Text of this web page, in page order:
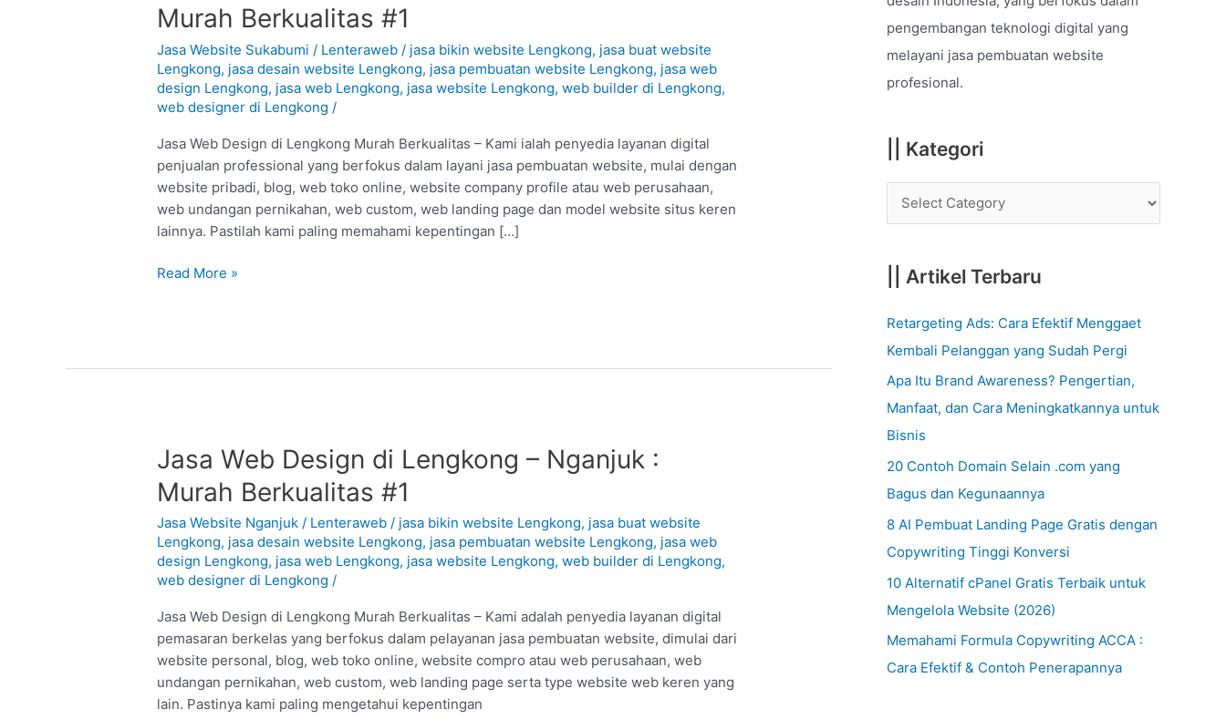
Murah Berkualitas #1
Jasa Website Sukabumi / Lenteraweb/ jasa bikin website Lengkong, jasa buat website
Lengkong, jasa desain website Lengkong, jasa pembuatan website Lengkong, jasa web
design Lengkong, jasa web Lengkong, jasa website Lengkong,web builder di Lengkong,
web designer di Lengkong /
Jasa Web Design di Lengkong Murah Berkualitas – Kami ialah penyedia layanan digital
penjualan professional yang berfokus dalam layani jasa pembuatan website, mulai dengan
website pribadi, blog, web toko online, website company profile atau web perusahaan,
web undangan pernikahan, web custom, web landing page dan model website situs keren
lainnya. Pastilah kami paling memahami kepentingan […]
Design
di
Lengkong
–
Sukabumi
Murah
Berkualitas
#1
Read More »
Jasa Web Design di Lengkong – Nganjuk :
Murah Berkualitas #1
Jasa Website Nganjuk / Lenteraweb/ jasa bikin website Lengkong, jasa buat website
Lengkong, jasa desain website Lengkong, jasa pembuatan website Lengkong, jasa web
design Lengkong, jasa web Lengkong, jasa website Lengkong,web builder di Lengkong,
web designer di Lengkong /
Jasa Web Design di Lengkong Murah Berkualitas – Kami adalah penyedia layanan digital
pemasaran berkelas yang berfokus dalam pelayanan jasa pembuatan website, dimulai dari
website personal, blog, web toko online, website compro atau web perusahaan, web
undangan pernikahan, web custom, web landing page serta type website web keren yang
lain. Pastinya kami paling mengetahui kepentingan
Jasa
Web
Design
di
Lengkong
–
Nganjuk
Murah
Berkualitas
#1
o
r
:
pengembangan teknologi digital yang
melayani jasa pembuatan website
profesional.
|| Kategori
|| Artikel Terbaru
Retargeting Ads: Cara Efektif Menggaet
Kembali Pelanggan yang Sudah Pergi
Apa Itu Brand Awareness? Pengertian,
Manfaat, dan Cara Meningkatkannya untuk
Bisnis
20 Contoh Domain Selain .com yang
Bagus dan Kegunaannya
8 AI Pembuat Landing Page Gratis dengan
Copywriting Tinggi Konversi
10 Alternatif cPanel Gratis Terbaik untuk
Mengelola Website (2026)
Memahami Formula Copywriting ACCA :
Cara Efektif & Contoh Penerapannya